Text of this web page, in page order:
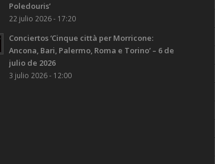
Poledouris’
22 julio 2026 - 17:20
Conciertos ‘Cinque città per Morricone:
Ancona, Bari, Palermo, Roma e Torino’ – 6 de
julio de 2026
3 julio 2026 - 12:00